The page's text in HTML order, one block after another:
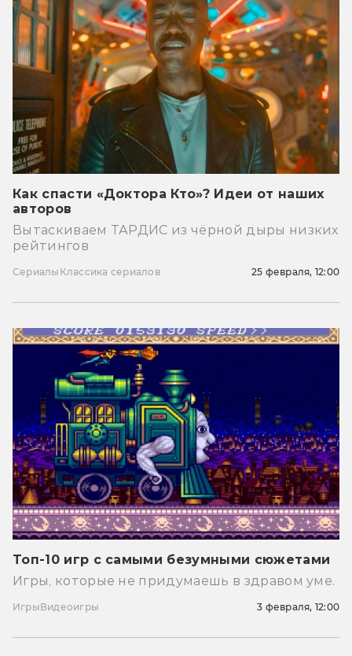
Как спасти «Доктора Кто»? Идеи от наших
авторов
Вытаскиваем ТАРДИС из чёрной дыры низких
рейтингов
Сериалы Классика сериалов 25 февраля, 12:00
Топ-10 игр с самыми безумными сюжетами
Игры, которые не придумаешь в здравом уме.
ИгрыВидеоигры 3 февраля, 12:00